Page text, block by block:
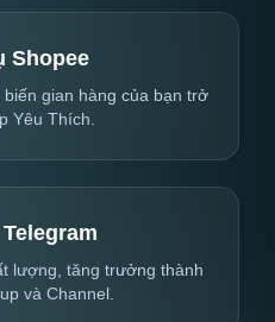
Shopee
gian hàng của bạn trở
Yêu Thích.
lượng, tăng trưởng thành
và Channel.